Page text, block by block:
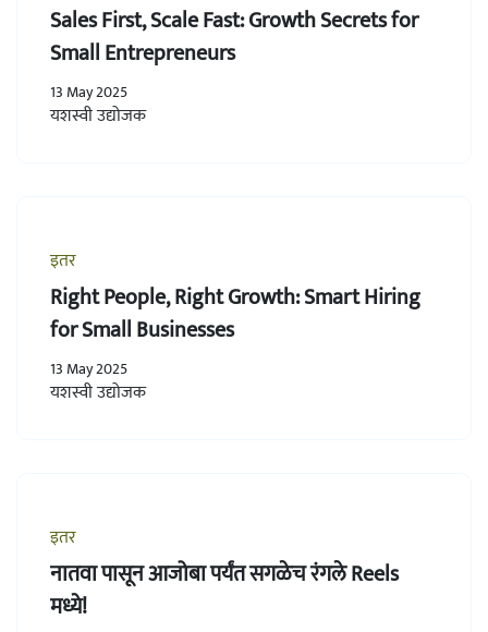
Sales First, Scale Fast: Growth Secrets for
Small Entrepreneurs
13 May 2025
यशस्वी उद्योजक
इतर
Right People, Right Growth: Smart Hiring
for Small Businesses
13 May 2025
यशस्वी उद्योजक
इतर
नातवा पासून आजोबा पर्यंत सगळेच रंगले Reels
मध्ये!